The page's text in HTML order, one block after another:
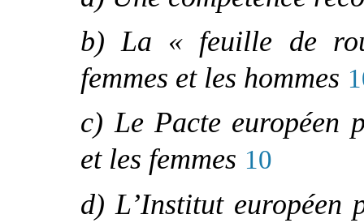
b) La « feuille de
femmes et les hommes
c) Le Pacte européen
et les femmes 10
d) L’Institut européen